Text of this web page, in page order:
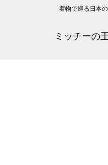
着物で巡る日本
ミッチーの